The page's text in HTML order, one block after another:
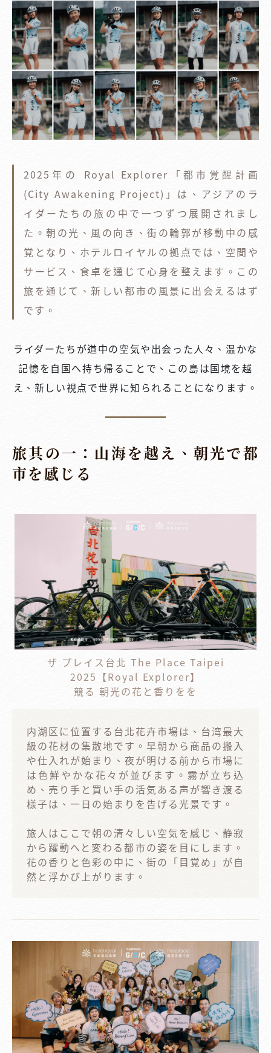
2025年の Royal Explorer「都市覚醒計画
(City Awakening Project)」は、アジアのラ
イダーたちの旅の中で一つずつ展開されまし
た。朝の光、風の向き、街の輪郭が移動中の感
覚となり、ホテルロイヤルの拠点では、空間や
サービス、食卓を通じて心身を整えます。この
旅を通じて、新しい都市の風景に出会えるはず
です。
ライダーたちが道中の空気や出会った人々、温かな
記憶を自国へ持ち帰ることで、この島は国境を越
え、新しい視点で世界に知られることになります。
旅其の一：山海を越え、朝光で都
市を感じる
ザ プレイス台北 The Place Taipei
2025【Royal Explorer】
競る 朝光の花と香りをを
内湖区に位置する台北花卉市場は、台湾最大
級の花材の集散地です。早朝から商品の搬入
や仕入れが始まり、夜が明ける前から市場に
は色鮮やかな花々が並びます。霧が立ち込
め、売り手と買い手の活気ある声が響き渡る
様子は、一日の始まりを告げる光景です。
旅人はここで朝の清々しい空気を感じ、静寂
から躍動へと変わる都市の姿を目にします。
花の香りと色彩の中に、街の「目覚め」が自
然と浮かび上がります。